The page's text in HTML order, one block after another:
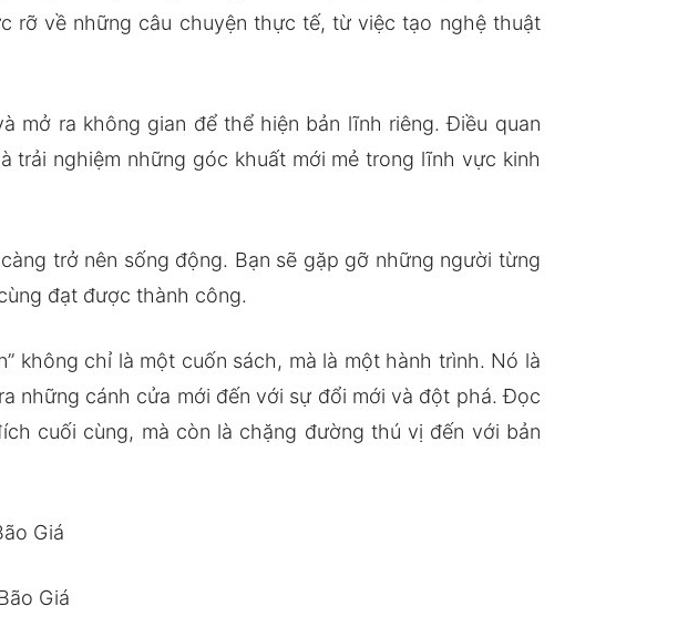
rỡ về những câu chuyện thực tế, từ việc tạo nghệ thuật
mở ra không gian để thể hiện bản lĩnh riêng. Điều quan
trải nghiệm những góc khuất mới mẻ trong lĩnh vực kinh
trở nên sống động. Bạn sẽ gặp gỡ những người từng
đạt được thành công.
không chỉ là một cuốn sách, mà là một hành trình. Nó là
những cánh cửa mới đến với sự đổi mới và đột phá. Đọc
cuối cùng, mà còn là chặng đường thú vị đến với bản
Giá
Giá